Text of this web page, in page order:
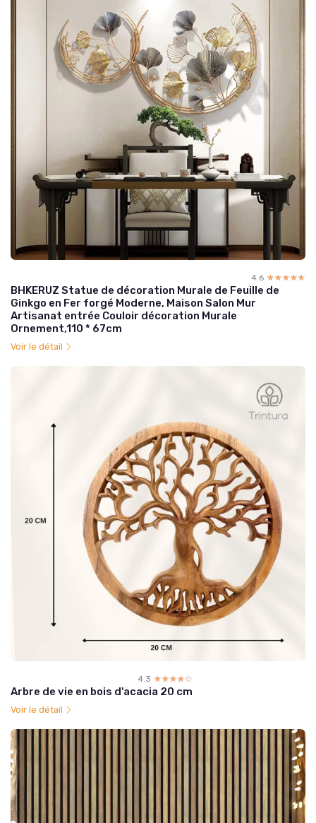
4.6 ☆☆☆☆☆
★★★★★
BHKERUZ Statue de décoration Murale de Feuille de
Ginkgo en Fer forgé Moderne, Maison Salon Mur
Artisanat entrée Couloir décoration Murale
Ornement,110 * 67cm
Voir le détail
4.3 ☆☆☆☆☆
★★★★★
Arbre de vie en bois d'acacia 20 cm
Voir le détail